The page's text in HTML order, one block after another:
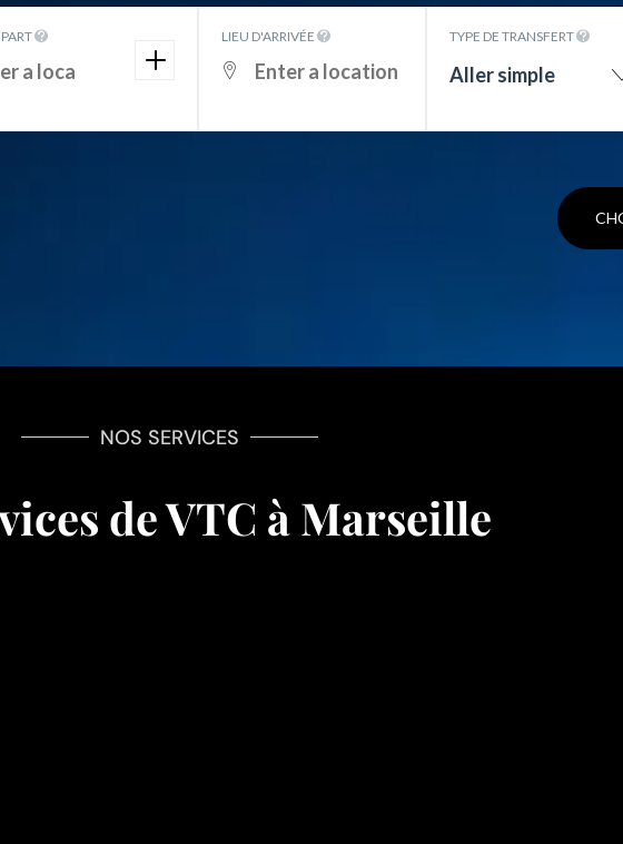
LIEU D'ARRIVÉE TYPE DE TRANSFERT
Aller simple
NOS SERVICES
de VTC à Marseille